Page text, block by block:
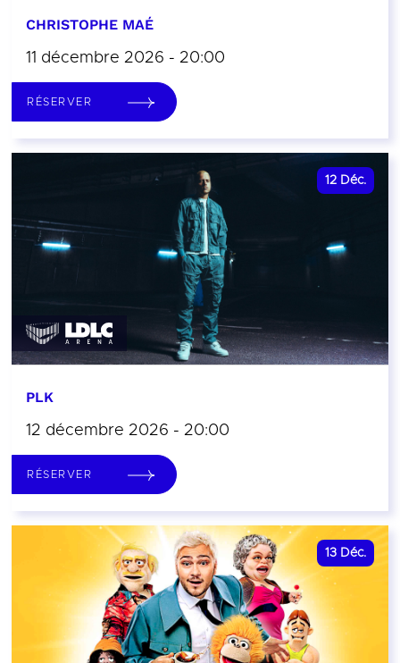
CHRISTOPHE MAÉ
11 décembre 2026 - 20:00
RÉSERVER
12 Déc.
PLK
12 décembre 2026 - 20:00
RÉSERVER
13 Déc.